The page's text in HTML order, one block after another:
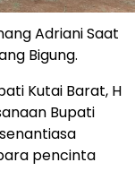
Adriani Saat
Bigung.
Kutai Barat, H
Bupati
pencinta